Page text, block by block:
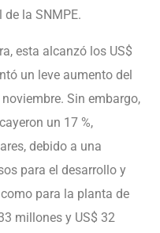
la SNMPE.
esta alcanzó los US$
un leve aumento del
Sin embargo,
un 17 %,
debido a una
para el desarrollo y
para la planta de
millones y US$ 32